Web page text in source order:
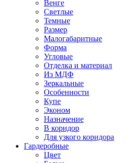
Венге
Светлые
Темные
Размер
Малогабаритные
Форма
Угловые
Отделка и материал
Из МДФ
Зеркальные
Особенности
Купе
Эконом
Назначение
В коридор
Для узкого коридора
Гардеробные
Цвет